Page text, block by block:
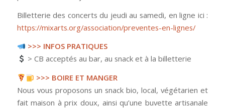
Billetterie des concerts du jeudi au samedi, en ligne ici :
https://mixarts.org/association/preventes-en-lignes/
>>> INFOS PRATIQUES
> CB acceptés au bar, au snack et à la billetterie
>>> BOIRE ET MANGER
Nous vous proposons un snack bio, local, végétarien et
fait maison à prix doux, ainsi qu’une buvette artisanale